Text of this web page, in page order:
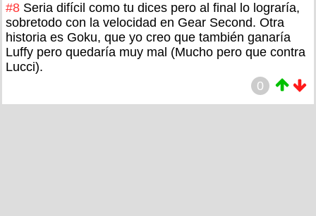
#8 Seria difícil como tu dices pero al final lo lograría,
sobretodo con la velocidad en Gear Second. Otra
historia es Goku, que yo creo que también ganaría
Luffy pero quedaría muy mal (Mucho pero que contra
Lucci).
0